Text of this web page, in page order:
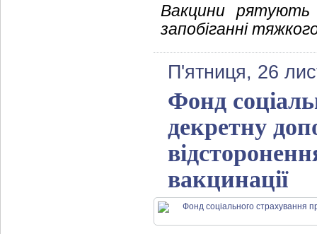
Вакцини
запобіганні
П'ятниця, 26
Фонд
декретну
вакцинації